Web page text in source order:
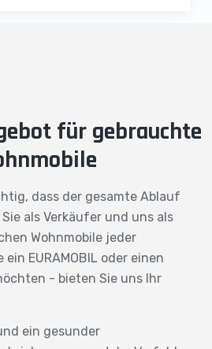
für gebrauchte
dass der gesamte Ablauf
als Verkäufer und uns als
Wohnmobile jeder
ein EURAMOBIL oder einen
- bieten Sie uns Ihr
ein gesunder